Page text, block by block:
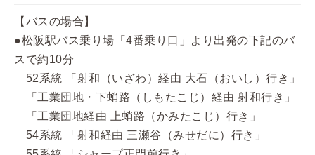
【バスの場合】
●松阪駅バス乗り場「4番乗り口」より出発の下記のバ
スで約10分
52系統 「射和（いざわ）経由 大石（おいし）行き」
「工業団地・下蛸路（しもたこじ）経由 射和行き」
「工業団地経由 上蛸路（かみたこじ）行き」
54系統 「射和経由 三瀬谷（みせだに）行き」